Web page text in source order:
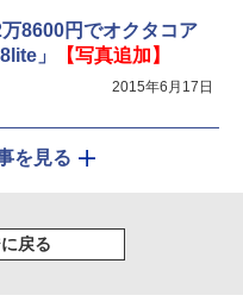
8600円でオクタコア
」
【写真追加】
2015年6月17日
を見る
戻る